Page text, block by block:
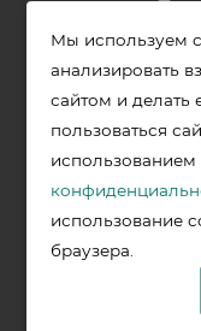
2026 © Меркурий -
Мы используем
анализировать
сайтом и
пользоваться
использование
браузера.